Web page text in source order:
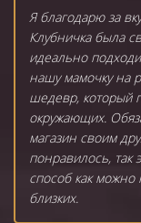
Я благодарю за
Клубничка была
идеально
нашу мамочку на
шедевр, который
окружающих.
магазин своим
понравилось, так
способ как можно
близких.